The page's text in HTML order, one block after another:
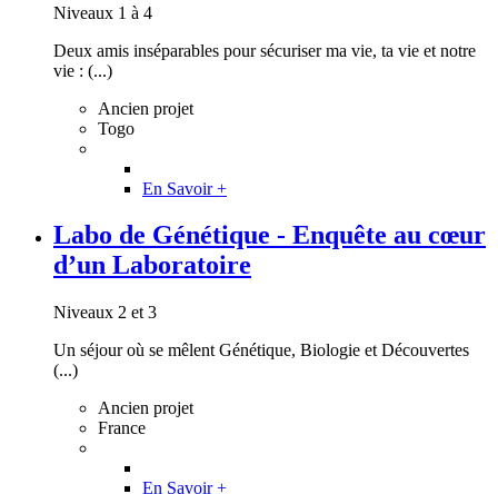
Niveaux 1 à 4
Deux amis inséparables pour sécuriser ma vie, ta vie et notre
vie : (...)
Ancien projet
Togo
En Savoir +
Labo de Génétique - Enquête au cœur
d’un Laboratoire
Niveaux 2 et 3
Un séjour où se mêlent Génétique, Biologie et Découvertes
(...)
Ancien projet
France
En Savoir +